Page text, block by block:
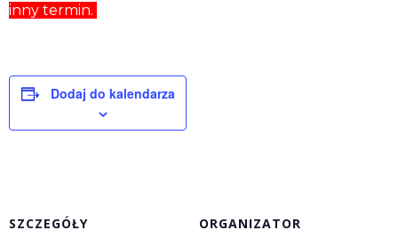
inny termin.
Dodaj do kalendarza
SZCZEGÓŁY ORGANIZATOR